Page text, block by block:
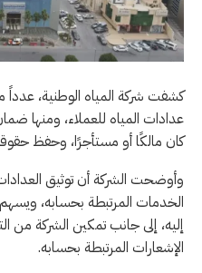
كشفت شركة المياه الوطنية، عدداً
عدادات المياه للعملاء، ومنها
كان مالكًا أو مستأجرًا، وحفظ
وأوضحت الشركة أن توثيق
الخدمات المرتبطة بحسابه،
إليه، إلى جانب تمكين الشركة من
الإشعارات المرتبطة بحسابه.